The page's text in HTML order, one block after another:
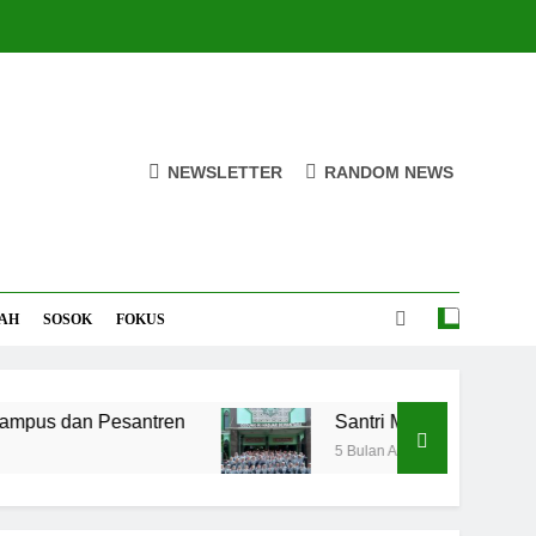
NEWSLETTER RANDOM NEWS
SOSOK FOKUS
Pesantren Santri MANPK Surakarta Turun
5 Bulan Ago